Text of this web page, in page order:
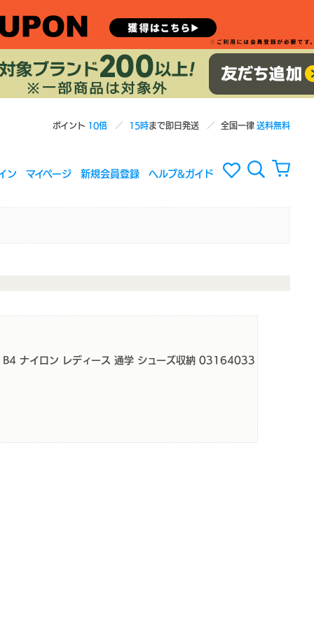
ポイント 10倍 15時まで即日発送 全国一律送料無料
ン マイページ 新規会員登録 ヘルプ&ガイド
B4 ナイロン レディース 通学 シューズ収納 03164033